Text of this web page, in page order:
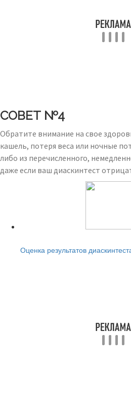
СОВЕТ №4
Обратите внимание на свое
кашель, потеря веса или ночные
либо из перечисленного,
даже если ваш диаскинтест
Оценка результатов